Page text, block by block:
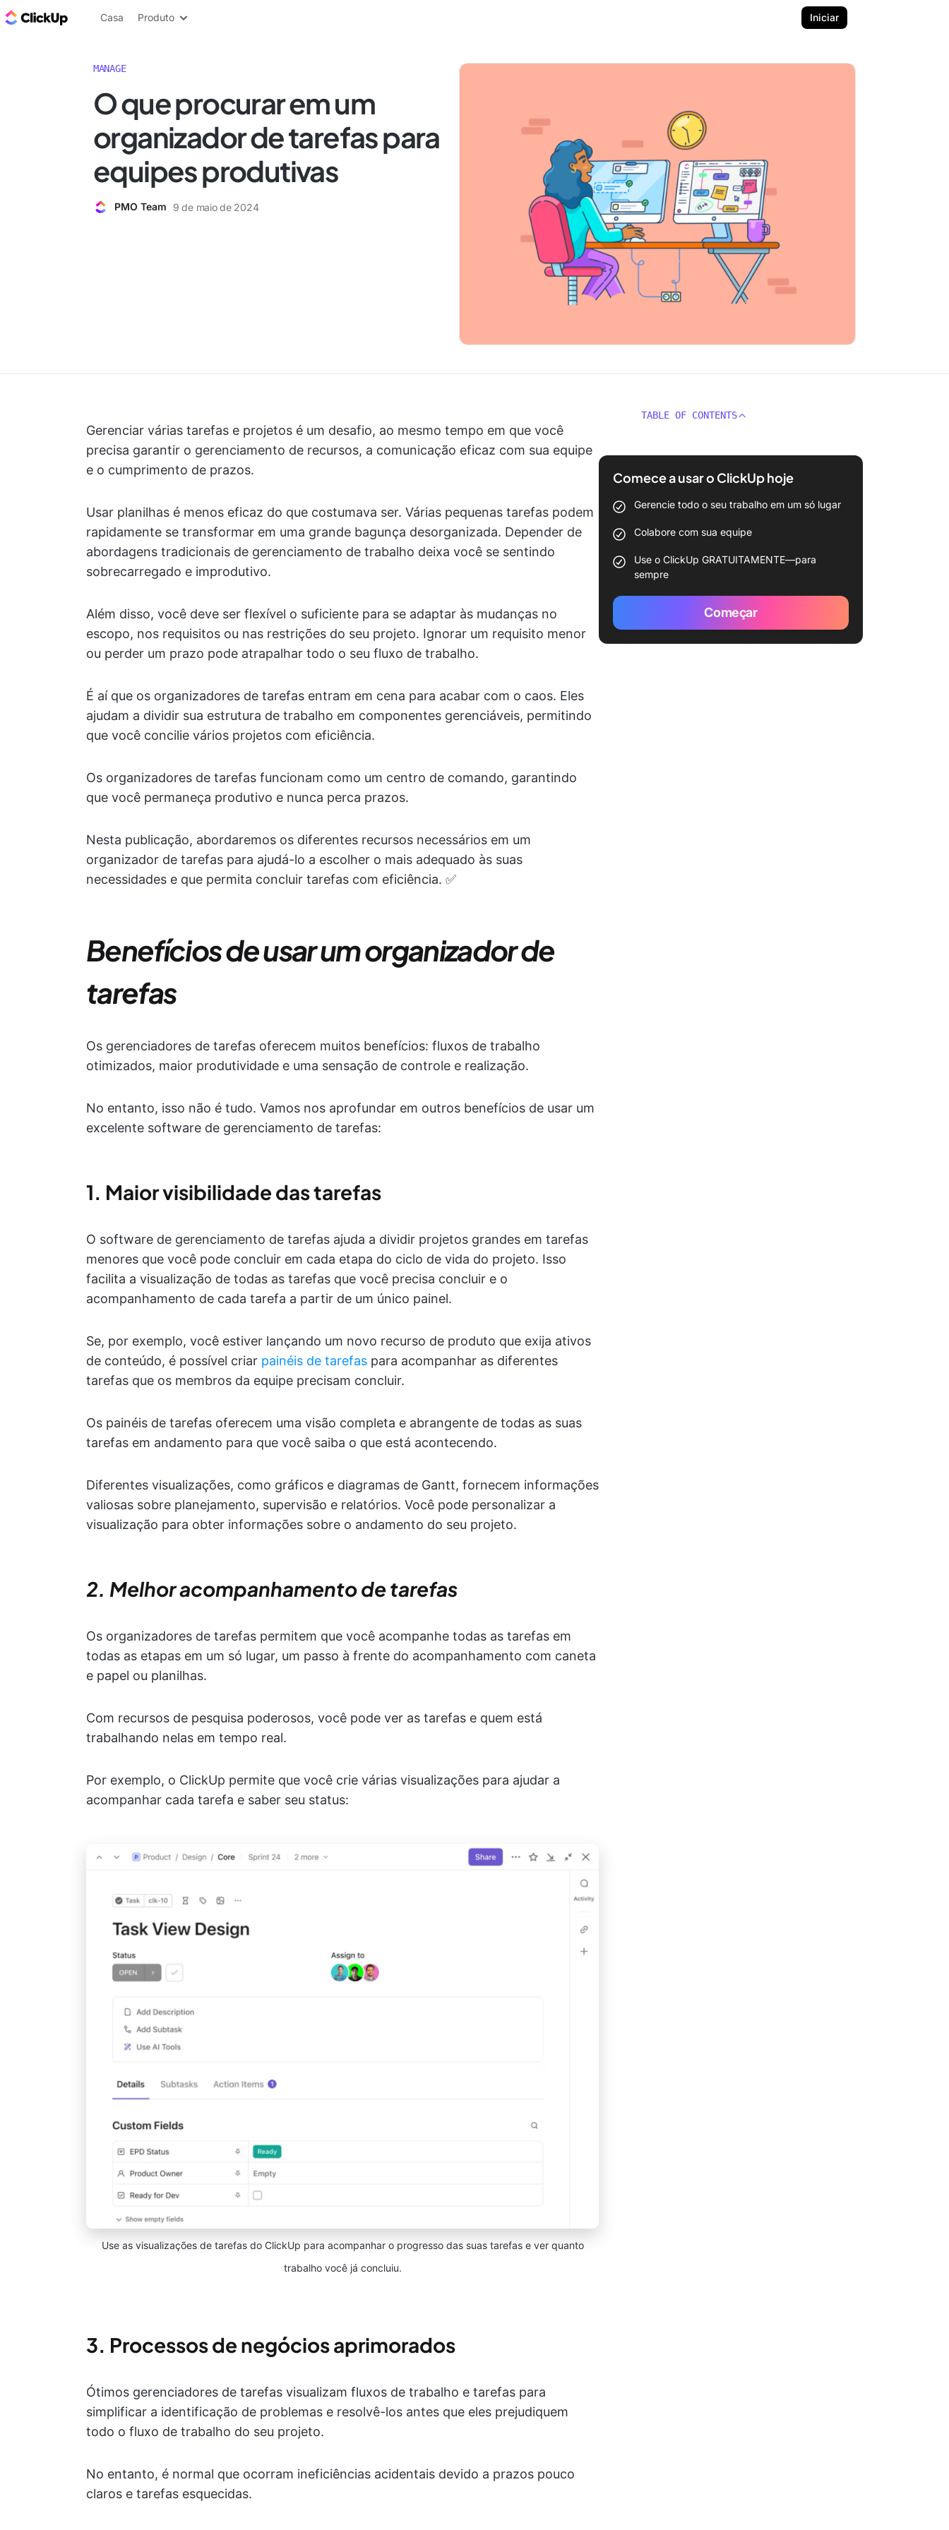
ClickUp Blogue
Casa Produto Iniciar
MANAGE
O que procurar em um
organizador de tarefas para
equipes produtivas
PMO Team 9 de maio de 2024
Gerenciar várias tarefas e projetos é um desafio, ao mesmo tempo em que você
precisa garantir o gerenciamento de recursos, a comunicação eficaz com sua equipe
e o cumprimento de prazos.
Usar planilhas é menos eficaz do que costumava ser. Várias pequenas tarefas podem
rapidamente se transformar em uma grande bagunça desorganizada. Depender de
abordagens tradicionais de gerenciamento de trabalho deixa você se sentindo
sobrecarregado e improdutivo.
Além disso, você deve ser flexível o suficiente para se adaptar às mudanças no
escopo, nos requisitos ou nas restrições do seu projeto. Ignorar um requisito menor
ou perder um prazo pode atrapalhar todo o seu fluxo de trabalho.
É aí que os organizadores de tarefas entram em cena para acabar com o caos. Eles
ajudam a dividir sua estrutura de trabalho em componentes gerenciáveis, permitindo
que você concilie vários projetos com eficiência.
Os organizadores de tarefas funcionam como um centro de comando, garantindo
que você permaneça produtivo e nunca perca prazos.
Nesta publicação, abordaremos os diferentes recursos necessários em um
organizador de tarefas para ajudá-lo a escolher o mais adequado às suas
necessidades e que permita concluir tarefas com eficiência. ✅
Benefícios de usar um organizador de
tarefas
Os gerenciadores de tarefas oferecem muitos benefícios: fluxos de trabalho
otimizados, maior produtividade e uma sensação de controle e realização.
No entanto, isso não é tudo. Vamos nos aprofundar em outros benefícios de usar um
excelente software de gerenciamento de tarefas:
1. Maior visibilidade das tarefas
O software de gerenciamento de tarefas ajuda a dividir projetos grandes em tarefas
menores que você pode concluir em cada etapa do ciclo de vida do projeto. Isso
facilita a visualização de todas as tarefas que você precisa concluir e o
acompanhamento de cada tarefa a partir de um único painel.
Se, por exemplo, você estiver lançando um novo recurso de produto que exija ativos
de conteúdo, é possível criar painéis de tarefas para acompanhar as diferentes
tarefas que os membros da equipe precisam concluir.
Os painéis de tarefas oferecem uma visão completa e abrangente de todas as suas
tarefas em andamento para que você saiba o que está acontecendo.
Diferentes visualizações, como gráficos e diagramas de Gantt, fornecem informações
valiosas sobre planejamento, supervisão e relatórios. Você pode personalizar a
visualização para obter informações sobre o andamento do seu projeto.
2. Melhor acompanhamento de tarefas
Os organizadores de tarefas permitem que você acompanhe todas as tarefas em
todas as etapas em um só lugar, um passo à frente do acompanhamento com caneta
e papel ou planilhas.
Com recursos de pesquisa poderosos, você pode ver as tarefas e quem está
trabalhando nelas em tempo real.
Por exemplo, o ClickUp permite que você crie várias visualizações para ajudar a
acompanhar cada tarefa e saber seu status:
Use as visualizações de tarefas do ClickUp para acompanhar o progresso das suas tarefas e ver quanto
trabalho você já concluiu.
3. Processos de negócios aprimorados
Ótimos gerenciadores de tarefas visualizam fluxos de trabalho e tarefas para
simplificar a identificação de problemas e resolvê-los antes que eles prejudiquem
todo o fluxo de trabalho do seu projeto.
No entanto, é normal que ocorram ineficiências acidentais devido a prazos pouco
claros e tarefas esquecidas.
TABLE OF CONTENTS
Comece a usar o ClickUp hoje
Gerencie todo o seu trabalho em um só lugar
Colabore com sua equipe
Use o ClickUp GRATUITAMENTE—para
sempre
Começar